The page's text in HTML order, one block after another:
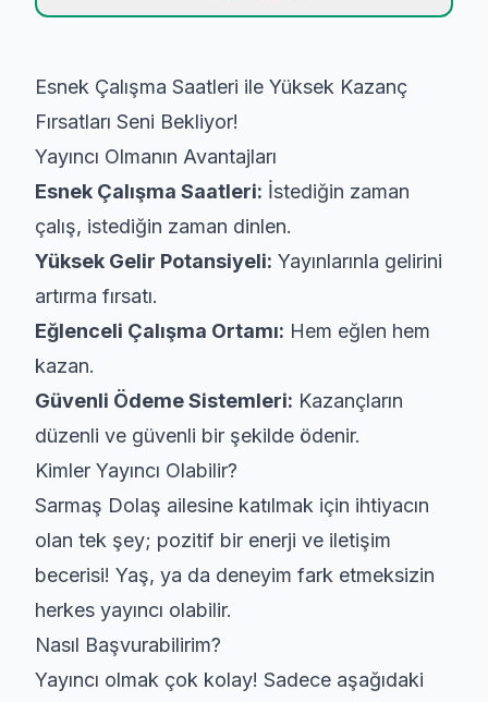
Esnek Çalışma Saatleri ile Yüksek Kazanç
Fırsatları Seni Bekliyor!
Yayıncı Olmanın Avantajları
Esnek Çalışma Saatleri: İstediğin zaman
çalış, istediğin zaman dinlen.
Yüksek Gelir Potansiyeli: Yayınlarınla gelirini
artırma fırsatı.
Eğlenceli Çalışma Ortamı: Hem eğlen hem
kazan.
Güvenli Ödeme Sistemleri: Kazançların
düzenli ve güvenli bir şekilde ödenir.
Kimler Yayıncı Olabilir?
Sarmaş Dolaş ailesine katılmak için ihtiyacın
olan tek şey; pozitif bir enerji ve iletişim
becerisi! Yaş, ya da deneyim fark etmeksizin
herkes yayıncı olabilir.
Nasıl Başvurabilirim?
Yayıncı olmak çok kolay! Sadece aşağıdaki